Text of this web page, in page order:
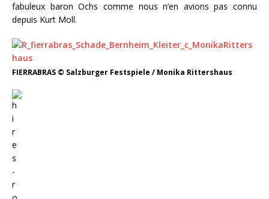
fabuleux baron Ochs comme nous n’en avions pas connu
depuis Kurt Moll.
FIERRABRAS © Salzburger Festspiele / Monika Rittershaus